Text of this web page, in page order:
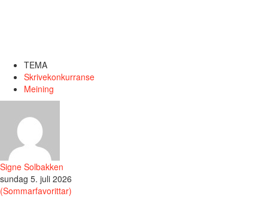
TEMA
Skrivekonkurranse
Meining
Signe Solbakken
sundag 5. juli 2026
(Sommarfavorittar)